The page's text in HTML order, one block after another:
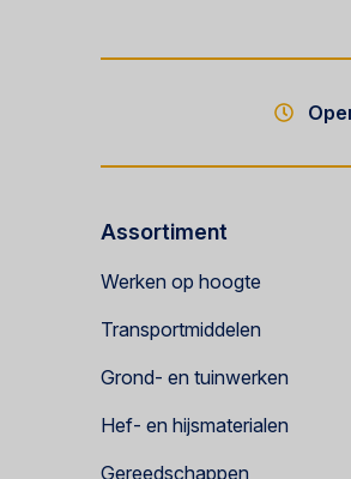
Assortiment
Werken op hoogte
Transportmiddelen
Grond- en tuinwerken
Hef- en hijsmaterialen
Gereedschappen